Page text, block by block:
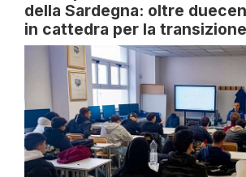
della Sardegna: oltre
in cattedra per la